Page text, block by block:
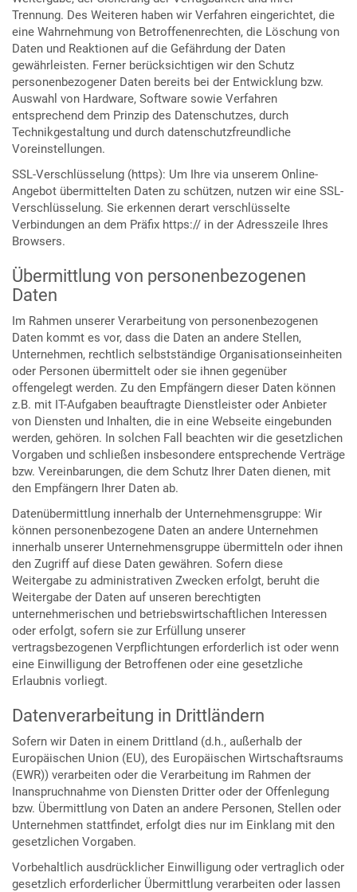
Trennung. Des Weiteren haben wir Verfahren eingerichtet, die
eine Wahrnehmung von Betroffenenrechten, die Löschung von
Daten und Reaktionen auf die Gefährdung der Daten
gewährleisten. Ferner berücksichtigen wir den Schutz
personenbezogener Daten bereits bei der Entwicklung bzw.
Auswahl von Hardware, Software sowie Verfahren
entsprechend dem Prinzip des Datenschutzes, durch
Technikgestaltung und durch datenschutzfreundliche
Voreinstellungen.
SSL-Verschlüsselung (https): Um Ihre via unserem Online-
Angebot übermittelten Daten zu schützen, nutzen wir eine SSL-
Verschlüsselung. Sie erkennen derart verschlüsselte
Verbindungen an dem Präfix https:// in der Adresszeile Ihres
Browsers.
Übermittlung von personenbezogenen
Daten
Im Rahmen unserer Verarbeitung von personenbezogenen
Daten kommt es vor, dass die Daten an andere Stellen,
Unternehmen, rechtlich selbstständige Organisationseinheiten
oder Personen übermittelt oder sie ihnen gegenüber
offengelegt werden. Zu den Empfängern dieser Daten können
z.B. mit IT-Aufgaben beauftragte Dienstleister oder Anbieter
von Diensten und Inhalten, die in eine Webseite eingebunden
werden, gehören. In solchen Fall beachten wir die gesetzlichen
Vorgaben und schließen insbesondere entsprechende Verträge
bzw. Vereinbarungen, die dem Schutz Ihrer Daten dienen, mit
den Empfängern Ihrer Daten ab.
Datenübermittlung innerhalb der Unternehmensgruppe: Wir
können personenbezogene Daten an andere Unternehmen
innerhalb unserer Unternehmensgruppe übermitteln oder ihnen
den Zugriff auf diese Daten gewähren. Sofern diese
Weitergabe zu administrativen Zwecken erfolgt, beruht die
Weitergabe der Daten auf unseren berechtigten
unternehmerischen und betriebswirtschaftlichen Interessen
oder erfolgt, sofern sie zur Erfüllung unserer
vertragsbezogenen Verpflichtungen erforderlich ist oder wenn
eine Einwilligung der Betroffenen oder eine gesetzliche
Erlaubnis vorliegt.
Datenverarbeitung in Drittländern
Sofern wir Daten in einem Drittland (d.h., außerhalb der
Europäischen Union (EU), des Europäischen Wirtschaftsraums
(EWR)) verarbeiten oder die Verarbeitung im Rahmen der
Inanspruchnahme von Diensten Dritter oder der Offenlegung
bzw. Übermittlung von Daten an andere Personen, Stellen oder
Unternehmen stattfindet, erfolgt dies nur im Einklang mit den
gesetzlichen Vorgaben.
Vorbehaltlich ausdrücklicher Einwilligung oder vertraglich oder
gesetzlich erforderlicher Übermittlung verarbeiten oder lassen